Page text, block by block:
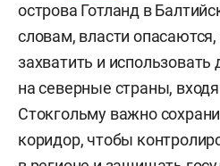
острова Готланд в
словам, власти
захватить и использовать
на северные страны,
Стокгольму важно
коридор, чтобы